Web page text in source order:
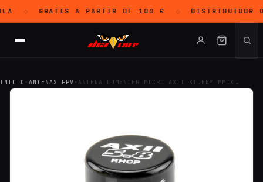
◇ GRATISA PARTIR DE 100 € ◇ DISTRIBUIDOR
INICIO · ANTENAS FPV · ANTENA LUMENIER MICRO AXII STUBBY MMCX…